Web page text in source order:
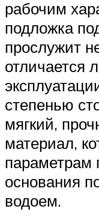
рабочим
подложка
прослужит
отличается
степенью
мягкий,
материал,
параметрам
основания
водоем.